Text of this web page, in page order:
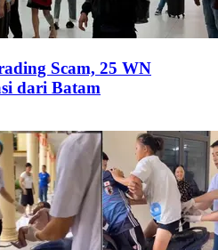
Scam, 25 WN
dari Batam